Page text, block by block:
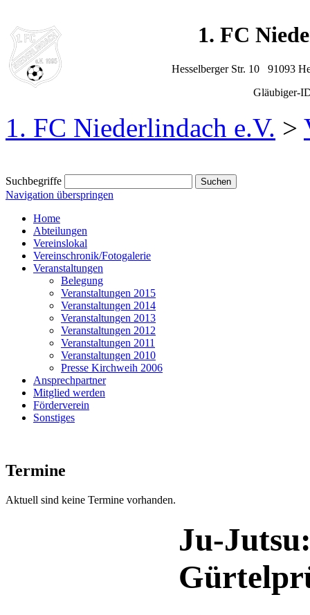
1. FC
Hesselberger Str. 10 91093
Gläubiger-
1. FC Niederlindach e.V. >
Suchbegriffe
Navigation überspringen
Home
Abteilungen
Vereinslokal
Vereinschronik/Fotogalerie
Veranstaltungen
Belegung
Veranstaltungen 2015
Veranstaltungen 2014
Veranstaltungen 2013
Veranstaltungen 2012
Veranstaltungen 2011
Veranstaltungen 2010
Presse Kirchweih 2006
Ansprechpartner
Mitglied werden
Förderverein
Sonstiges
Termine
Aktuell sind keine Termine vorhanden.
Ju-